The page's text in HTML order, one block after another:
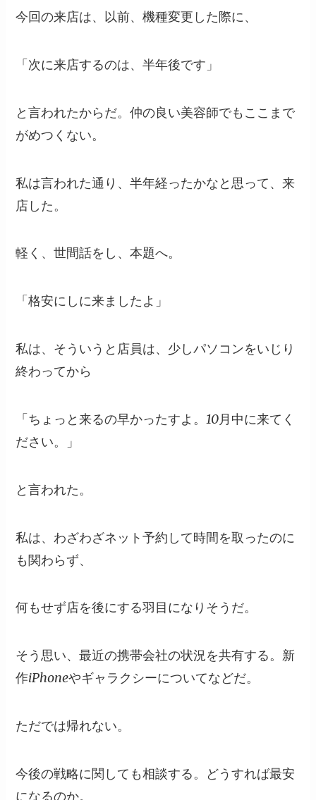
今回の来店は、以前、機種変更した際に、
「次に来店するのは、半年後です」
と言われたからだ。仲の良い美容師でもここまで
がめつくない。
私は言われた通り、半年経ったかなと思って、来
店した。
軽く、世間話をし、本題へ。
「格安にしに来ましたよ」
私は、そういうと店員は、少しパソコンをいじり
終わってから
「ちょっと来るの早かったすよ。10月中に来てく
ださい。」
と言われた。
私は、わざわざネット予約して時間を取ったのに
も関わらず、
何もせず店を後にする羽目になりそうだ。
そう思い、最近の携帯会社の状況を共有する。新
作iPhoneやギャラクシーについてなどだ。
ただでは帰れない。
今後の戦略に関しても相談する。どうすれば最安
になるのか。